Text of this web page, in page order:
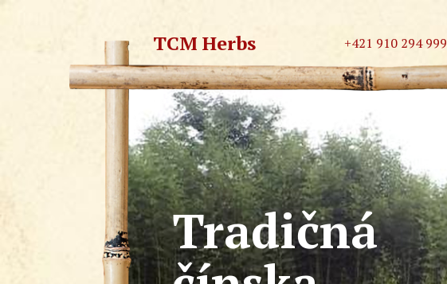
TCM Herbs +421 910 294 999
Tradičná